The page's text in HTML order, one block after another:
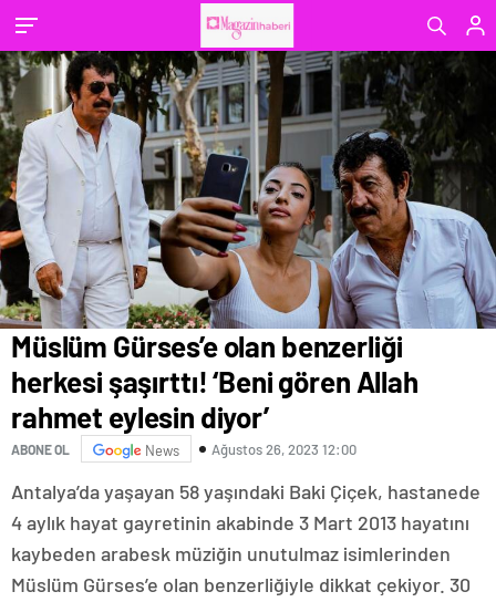
Müslüm Gürses’e olan benzerliği
herkesi şaşırttı! ‘Beni gören Allah
rahmet eylesin diyor’
ABONE OL News Ağustos 26, 2023 12:00
Antalya’da yaşayan 58 yaşındaki Baki Çiçek, hastanede
4 aylık hayat gayretinin akabinde 3 Mart 2013 hayatını
kaybeden arabesk müziğin unutulmaz isimlerinden
Müslüm Gürses’e olan benzerliğiyle dikkat çekiyor. 30